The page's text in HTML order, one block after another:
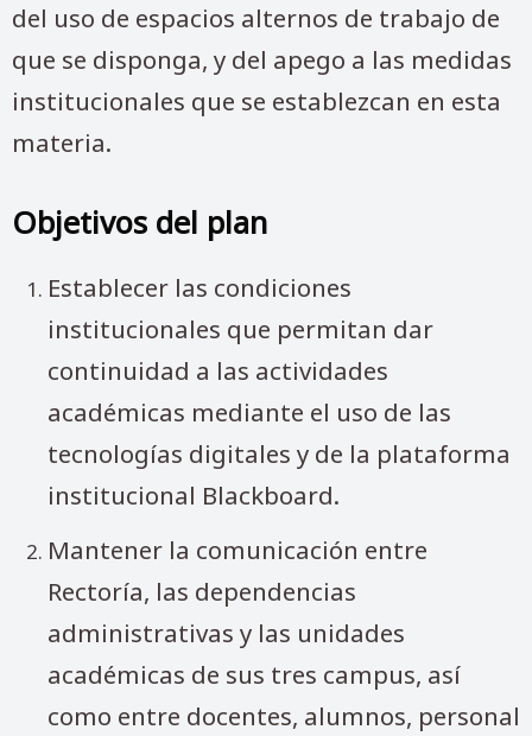
del uso de espacios alternos de trabajo de
que se disponga, y del apego a las medidas
institucionales que se establezcan en esta
materia.
Objetivos del plan
Establecer las condiciones
institucionales que permitan dar
continuidad a las actividades
académicas mediante el uso de las
tecnologías digitales y de la plataforma
institucional Blackboard.
Mantener la comunicación entre
Rectoría, las dependencias
administrativas y las unidades
académicas de sus tres campus, así
como entre docentes, alumnos, personal